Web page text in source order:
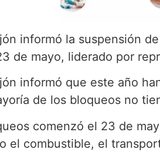
informó la suspensión
de mayo, liderado por
informó que este año
de los bloqueos no
comenzó el 23 de
el combustible, el